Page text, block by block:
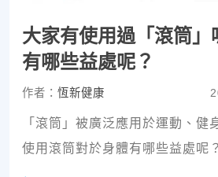
大家有使用過「滾筒」
有哪些益處呢？
作者： 恆新健康
「滾筒」被廣泛應用於運動、健
使用滾筒對於身體有哪些益處呢？